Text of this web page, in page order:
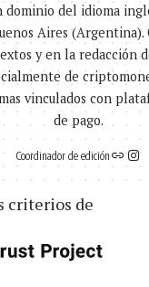
dominio del idioma
Aires
y en la redacción
de
vinculados con
de pago.
Coordinador de edición
criterios de